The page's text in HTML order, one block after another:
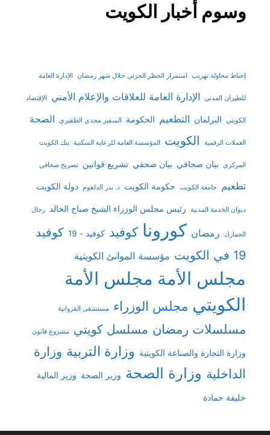
وسوم أخبار الكويت
إحباط محاولة تهريب استمرار الحظر الجزئي خلال شهر رمضان الإدارة العامة
للطيران المدني الإدارة العامة للعلاقات والإعلام الأمني الإقتصاد
الكويتي البرلمان التطعيم الحكومة السفير مجدي الظفيري الصحة
العملات الرقمية الكويت المؤسسة العامة للرعاية السكنية بنك الكويت
المركزي بيان صحافي بيان صحفي تشريع قوانين تصريح صحافي
تطعيم جامعة الكويت حكومة الكويت د. بدر الداهوم دولة الكويت
ديوان الخدمة المدنية رئيس مجلس الوزراء الشيخ صباح الخالد رجال
الجمارك رمضان كورونا كوفيد كوفيد - 19
كوفيد
19 في الكويت
مؤسسة الموانئ الكويتية
مجلس الأمة مجلس الأمة
الكويتي مجلس الوزراء مستشفى الفروانية
مسلسلات رمضان مسلسل كويتي مشروع قانون
وزارة التجارة والصناعة الكويتية وزارة التربية وزارة
الداخلية وزارة الصحة وزير الصحة وزير المالية
خليفة حمادة